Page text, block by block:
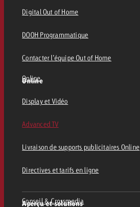
Digital Out of Home
DOOH Programmatique
Contacter l’équipe Out of Home
Online
Online
Display et Vidéo
Advanced TV
Livraison de supports publicitaires Online
Directives et tarifs en ligne
Aperçu et solutions
Conseil & Crossmedia